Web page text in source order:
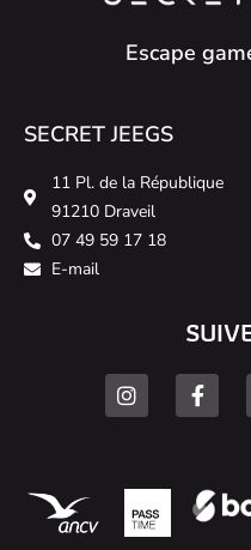
Escape
SECRET JEEGS
11 Pl. de la République
91210 Draveil
07 49 59 17 18
E-mail